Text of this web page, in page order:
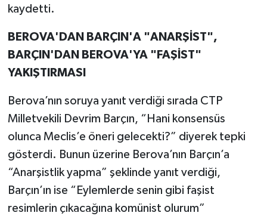
kaydetti.
BEROVA'DAN BARÇIN'A "ANARŞİST",
BARÇIN'DAN BEROVA'YA "FAŞİST"
YAKIŞTIRMASI
Berova’nın soruya yanıt verdiği sırada CTP
Milletvekili Devrim Barçın, “Hani konsensüs
olunca Meclis’e öneri gelecekti?” diyerek tepki
gösterdi. Bunun üzerine Berova’nın Barçın’a
“Anarşistlik yapma” şeklinde yanıt verdiği,
Barçın’ın ise “Eylemlerde senin gibi faşist
resimlerin çıkacağına komünist olurum”